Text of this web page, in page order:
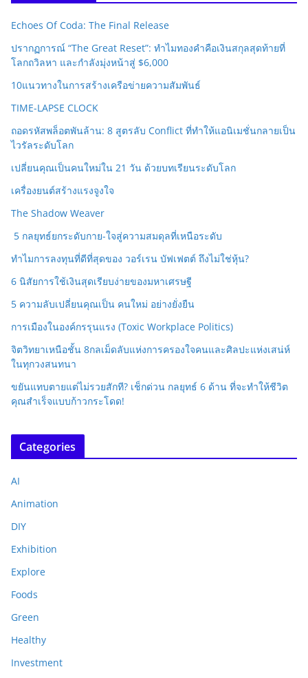
Echoes Of Coda: The Final Release
ปรากฏการณ์ “The Great Reset”: ทำไมทองคำคือเงินสกุลสุดท้ายที่
โลกถวิลหา และกำลังมุ่งหน้าสู่ $6,000
10แนวทางในการสร้างเครือข่ายความสัมพันธ์
TIME-LAPSE CLOCK
ถอดรหัสพล็อตพันล้าน: 8 สูตรลับ Conflict ที่ทำให้แอนิเมชั่นกลายเป็น
ไวรัลระดับโลก
เปลี่ยนคุณเป็นคนใหม่ใน 21 วัน ด้วยบทเรียนระดับโลก
เครื่องยนต์สร้างแรงจูงใจ
The Shadow Weaver
5 กลยุทธ์ยกระดับกาย-ใจสู่ความสมดุลที่เหนือระดับ
ทำไมการลงทุนที่ดีที่สุดของ วอร์เรน บัฟเฟตต์ ถึงไม่ใช่หุ้น?
6 นิสัยการใช้เงินสุดเรียบง่ายของมหาเศรษฐี
5 ความลับเปลี่ยนคุณเป็น คนใหม่ อย่างยั่งยืน
การเมืองในองค์กรรุนแรง (Toxic Workplace Politics)
จิตวิทยาเหนือชั้น 8กลเม็ดลับแห่งการครองใจคนและศิลปะแห่งเสน่ห์
ในทุกวงสนทนา
ขยันแทบตายแต่ไม่รวยสักที? เช็กด่วน กลยุทธ์ 6 ด้าน ที่จะทำให้ชีวิต
คุณสำเร็จแบบก้าวกระโดด!
Categories
AI
Animation
DIY
Exhibition
Explore
Foods
Green
Healthy
Investment